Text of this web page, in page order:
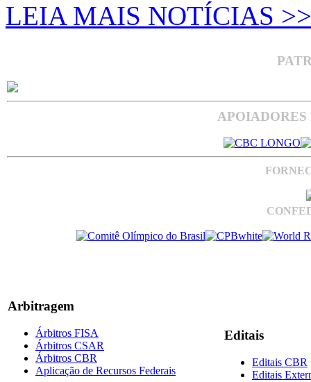
LEIA MAIS NOTÍCIAS >>
Arbitragem
Árbitros FISA
Árbitros CSAR
Árbitros CBR
Aplicação de Recursos Federais
Editais
Editais CBR
Editais